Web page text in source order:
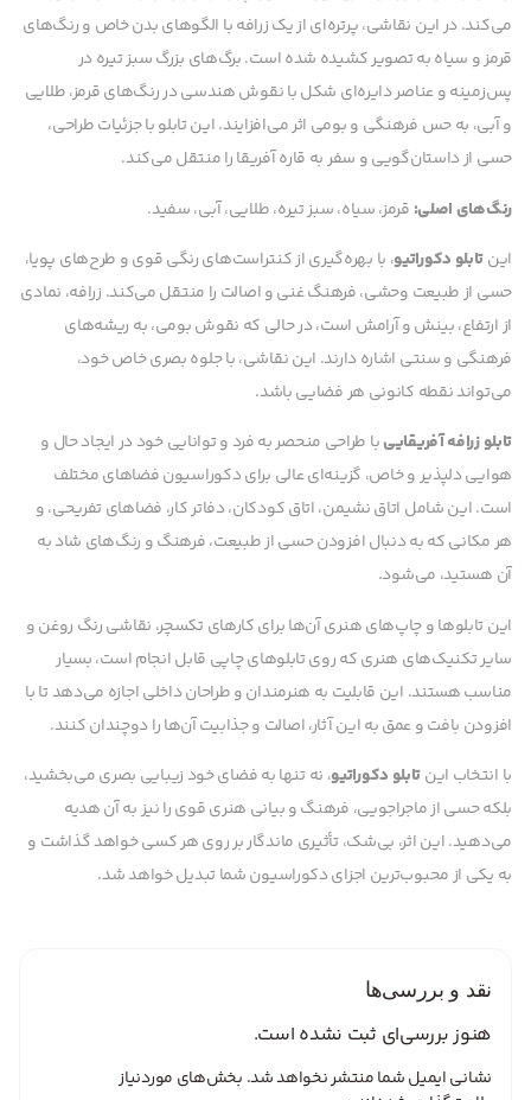
می‌کند. در این نقاشی، پرتره‌ای از یک زرافه با الگوهای بدن خاص و رنگ‌های
قرمز و سیاه به تصویر کشیده شده است. برگ‌های بزرگ سبز تیره در
پس‌زمینه و عناصر دایره‌ای شکل با نقوش هندسی در رنگ‌های قرمز، طلایی
و آبی، به حس فرهنگی و بومی اثر می‌افزایند. این تابلو با جزئیات طراحی،
حسی از داستان‌گویی و سفر به قاره آفریقا را منتقل می‌کند.
رنگ‌های اصلی: قرمز، سیاه، سبز تیره، طلایی، آبی، سفید.
اینتابلو دکوراتیو، با بهره‌گیری از کنتراست‌های رنگی قوی و طرح‌های پویا،
حسی از طبیعت وحشی، فرهنگ غنی و اصالت را منتقل می‌کند. زرافه، نمادی
از ارتفاع، بینش و آرامش است، در حالی که نقوش بومی، به ریشه‌های
فرهنگی و سنتی اشاره دارند. این نقاشی، با جلوه بصری خاص خود،
می‌تواند نقطه کانونی هر فضایی باشد.
تابلو زرافه آفریقاییبا طراحی منحصر به فرد و توانایی خود در ایجاد حال و
هوایی دلپذیر و خاص، گزینه‌ای عالی برای دکوراسیون فضاهای مختلف
است. این شامل اتاق نشیمن، اتاق کودکان، دفاتر کار، فضاهای تفریحی، و
هر مکانی که به دنبال افزودن حسی از طبیعت، فرهنگ و رنگ‌های شاد به
آن هستید، می‌شود.
این تابلوها و چاپ‌های هنری آن‌ها برای کارهای تکسچر، نقاشی رنگ روغن و
سایر تکنیک‌های هنری که روی تابلوهای چاپی قابل انجام است، بسیار
مناسب هستند. این قابلیت به هنرمندان و طراحان داخلی اجازه می‌دهد تا با
افزودن بافت و عمق به این آثار، اصالت و جذابیت آن‌ها را دوچندان کنند.
با انتخاب اینتابلو دکوراتیو، نه تنها به فضای خود زیبایی بصری می‌بخشید،
بلکه حسی از ماجراجویی، فرهنگ و بیانی هنری قوی را نیز به آن هدیه
می‌دهید. این اثر، بی‌شک، تأثیری ماندگار بر روی هر کسی خواهد گذاشت و
به یکی از محبوب‌ترین اجزای دکوراسیون شما تبدیل خواهد شد.
نقد و بررسی‌ها
هنوز بررسی‌ای ثبت نشده است.
نشانی ایمیل شما منتشر نخواهد شد. بخش‌های موردنیاز